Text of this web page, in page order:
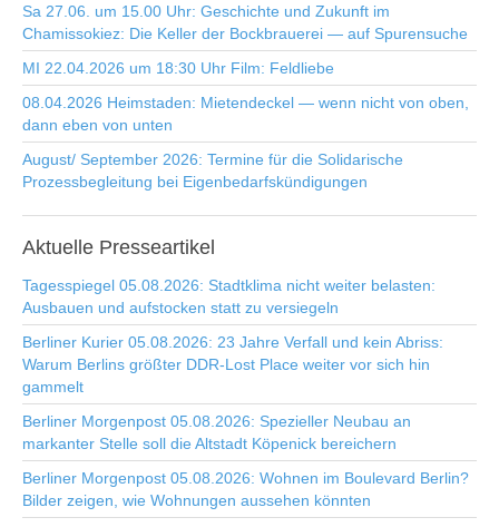
Sa 27.06. um 15.00 Uhr: Geschichte und Zukunft im
Chamissokiez: Die Keller der Bockbrauerei — auf Spurensuche
MI 22.04.2026 um 18:30 Uhr Film: Feldliebe
08.04.2026 Heimstaden: Mietendeckel — wenn nicht von oben,
dann eben von unten
August/ September 2026: Termine für die Solidarische
Prozessbegleitung bei Eigenbedarfskündigungen
Aktuelle Presseartikel
Tagesspiegel 05.08.2026: Stadtklima nicht weiter belasten:
Ausbauen und aufstocken statt zu versiegeln
Berliner Kurier 05.08.2026: 23 Jahre Verfall und kein Abriss:
Warum Berlins größter DDR-Lost Place weiter vor sich hin
gammelt
Berliner Morgenpost 05.08.2026: Spezieller Neubau an
markanter Stelle soll die Altstadt Köpenick bereichern
Berliner Morgenpost 05.08.2026: Wohnen im Boulevard Berlin?
Bilder zeigen, wie Wohnungen aussehen könnten